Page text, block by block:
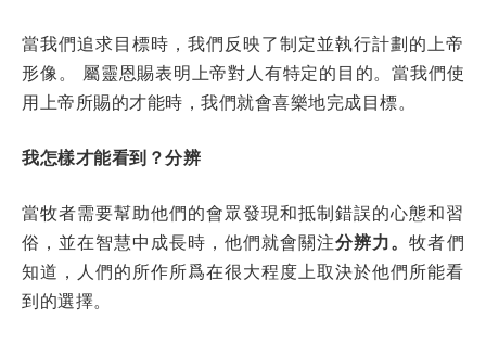
當我們追求目標時，我們反映了制定並執行計劃的上帝
形像。 屬靈恩賜表明上帝對人有特定的目的。當我們使
用上帝所賜的才能時，我們就會喜樂地完成目標。
我怎樣才能看到？分辨
當牧者需要幫助他們的會眾發現和抵制錯誤的心態和習
俗，並在智慧中成長時，他們就會關注分辨力。牧者們
知道，人們的所作所爲在很大程度上取決於他們所能看
到的選擇。